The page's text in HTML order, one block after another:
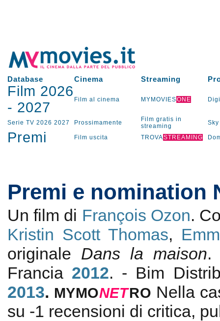
Database Cinema Streaming
Film 2026
- 2027 Film al cinema MYMOVIESONE
Serie TV 2026 2027 Prossimamente
Film gratis in
streaming
Sky
Premi Film uscita TROVASTREAMING
Premi e nomination
Un film di François Ozon.
Kristin Scott Thomas,
originale Dans la maison
Francia 2012. - Bim
2013. MYMONETRO Nella
su -1 recensioni di critica,